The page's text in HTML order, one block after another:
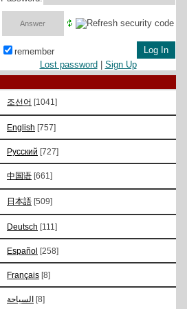
remember
Lost password
Sign Up
조선어 [1041]
English [757]
Русский [727]
中国语 [661]
日本語 [509]
Deutsch [111]
Español [258]
Français [8]
السياحة [8]